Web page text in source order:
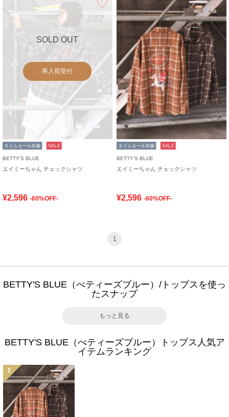
SOLD OUT
再入荷受付
タイムセール対象 SALE
BETTY'S BLUE
エイミーちゃん チェックシャツ
¥2,596 -60%OFF-
タイムセール対象 SALE
BETTY'S BLUE
エイミーちゃん チェックシャツ
¥2,596 -60%OFF-
1
BETTY'S BLUE（べティーズブルー）/トップスを使っ
たスナップ
もっと見る
BETTY'S BLUE（べティーズブルー）トップス人気ア
イテムランキング
1